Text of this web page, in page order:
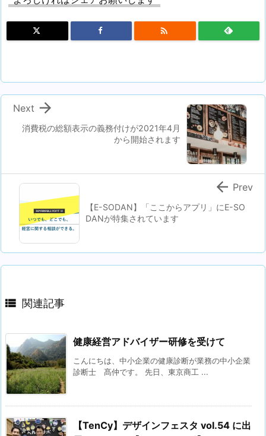

消費税の総額表示の義務付けが2021年4月
から開始されます

Next
【E-SODAN】「ここからアプリ」にE-SO
DANが特集されています
 Prev
 関連記事
健康経営アドバイザー研修を受けて
こんにちは、中小企業の健康診断が業務の中小企業
診断士 髙仲です。 先日、東京商工 ...
【TenCy】デザインフェスタ vol.54 に出